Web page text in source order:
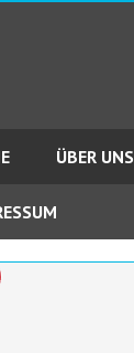
ÜBER UNS